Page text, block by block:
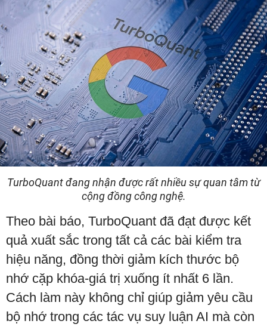
TurboQuant đang nhận được rất nhiều sự quan tâm từ
cộng đồng công nghệ.
Theo bài báo, TurboQuant đã đạt được kết
quả xuất sắc trong tất cả các bài kiểm tra
hiệu năng, đồng thời giảm kích thước bộ
nhớ cặp khóa-giá trị xuống ít nhất 6 lần.
Cách làm này không chỉ giúp giảm yêu cầu
bộ nhớ trong các tác vụ suy luận AI mà còn